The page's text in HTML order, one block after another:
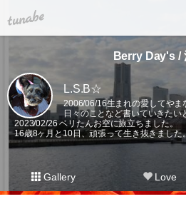
tuna.be
Berry Day's /
L.S.B☆
2006/06/16生まれの愛してや
日々のことなど書いていきたい
2023/02/26 ベリたんお空に旅立ちました。
16歳8ヶ月と10日、頑張って生き抜きました
Gallery Love